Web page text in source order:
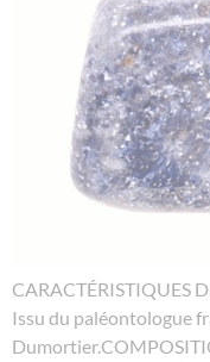
CARACTÉRISTIQUES
Issu du paléontologue